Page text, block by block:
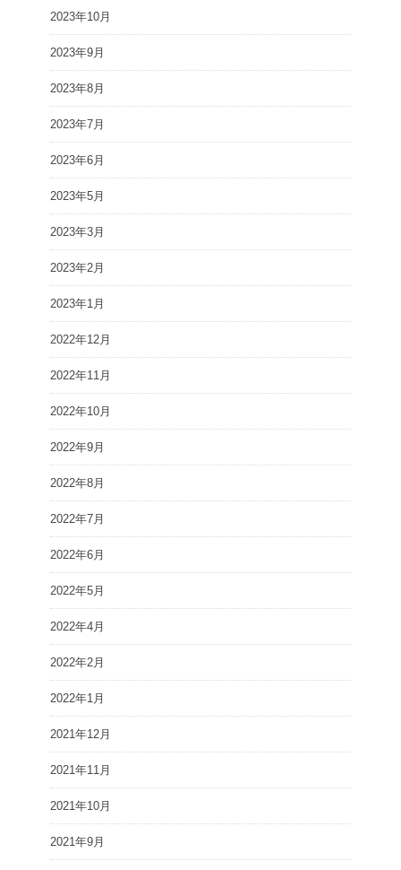
2023年10月
2023年9月
2023年8月
2023年7月
2023年6月
2023年5月
2023年3月
2023年2月
2023年1月
2022年12月
2022年11月
2022年10月
2022年9月
2022年8月
2022年7月
2022年6月
2022年5月
2022年4月
2022年2月
2022年1月
2021年12月
2021年11月
2021年10月
2021年9月